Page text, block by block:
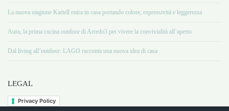
La nuova stagione Kartell entra in casa portando colore, espressività e leggerezza
Aura, la prima cucina outdoor di Arredo3 per vivere la convivialità all’aperto
Dal living all’outdoor: LAGO racconta una nuova idea di casa
LEGAL
Privacy Policy